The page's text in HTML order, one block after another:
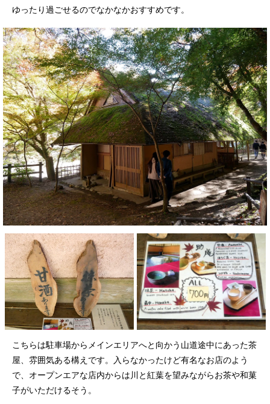
ゆったり過ごせるのでなかなかおすすめです。
こちらは駐車場からメインエリアへと向かう山道途中にあった茶
屋、雰囲気ある構えです。入らなかったけど有名なお店のよう
で、オープンエアな店内からは川と紅葉を望みながらお茶や和菓
子がいただけるそう。